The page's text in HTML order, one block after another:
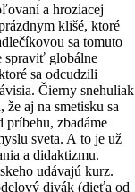
a hroziacej
klišé, ktoré
sa tomuto
spraviť globálne
sa odcudzili
Čierny snehuliak
aj na smetisku sa
príbehu, zbadáme
sveta. A to je už
a didaktizmu.
udávajú kurz.
divák (dieťa od